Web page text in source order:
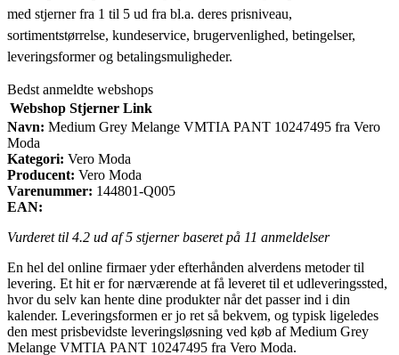
med stjerner fra 1 til 5 ud fra bl.a. deres prisniveau,
sortimentstørrelse, kundeservice, brugervenlighed, betingelser,
leveringsformer og betalingsmuligheder.
Bedst anmeldte webshops
Webshop Stjerner Link
Navn: Medium Grey Melange VMTIA PANT 10247495 fra Vero
Moda
Kategori: Vero Moda
Producent: Vero Moda
Varenummer: 144801-Q005
EAN:
Vurderet til 4.2 ud af 5 stjerner baseret på 11 anmeldelser
En hel del online firmaer yder efterhånden alverdens metoder til
levering. Et hit er for nærværende at få leveret til et udleveringssted,
hvor du selv kan hente dine produkter når det passer ind i din
kalender. Leveringsformen er jo ret så bekvem, og typisk ligeledes
den mest prisbevidste leveringsløsning ved køb af Medium Grey
Melange VMTIA PANT 10247495 fra Vero Moda.